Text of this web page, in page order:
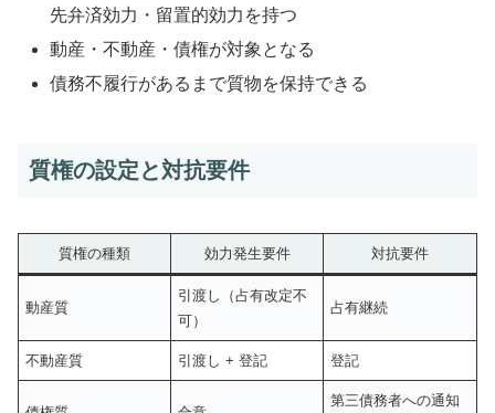
先弁済効力・留置的効力を持つ
動産・不動産・債権が対象となる
債務不履行があるまで質物を保持できる
質権の設定と対抗要件
質権の種類 効力発生要件 対抗要件
動産質
引渡し（占有改定不
可）
占有継続
不動産質 引渡し + 登記 登記
第三債務者への通知